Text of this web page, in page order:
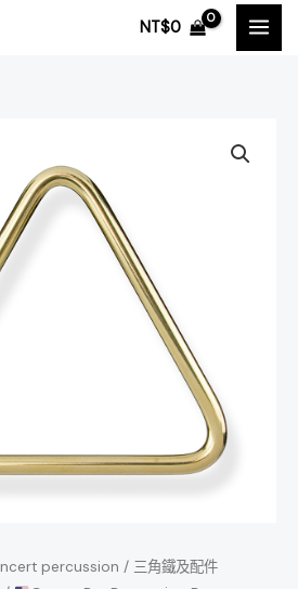
NT$0
percussion / 三角鐵及配件